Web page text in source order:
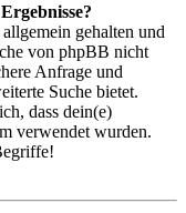
gehalten und
von phpBB nicht
Anfrage und
Suche bietet.
dass dein(e)
verwendet wurden.